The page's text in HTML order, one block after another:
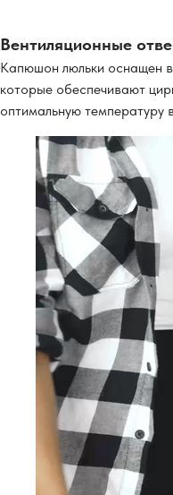
Вентиляционные
Капюшон люльки оснащен
которые обеспечивают
оптимальную температуру